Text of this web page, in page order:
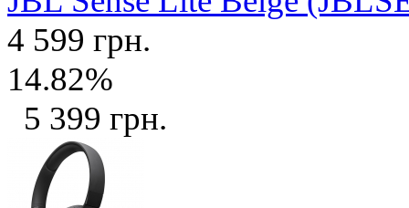
4 599 грн.
14.82%
5 399 грн.